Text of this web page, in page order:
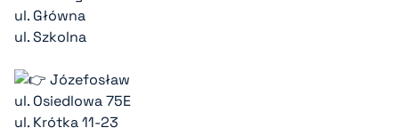
ul. Główna
ul. Szkolna
Józefosław
ul. Osiedlowa 75E
ul. Krótka 11-23